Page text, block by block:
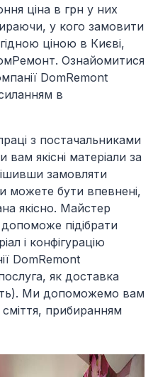
ціна в грн у них
у кого замовити
ціною в Києві,
Ознайомитися
DomRemont
в
з постачальниками
якісні матеріали за
замовляти
можете бути впевнені,
якісно. Майстер
підібрати
і конфігурацію
DomRemont
як доставка
Ми допоможемо вам
прибиранням